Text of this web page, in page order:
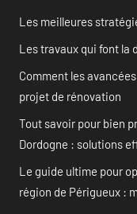
Les meilleures
Les travaux qui font la
Comment les
projet de rénovation
Tout savoir pour bien
Dordogne : solutions
Le guide ultime pour
région de Périgueux :